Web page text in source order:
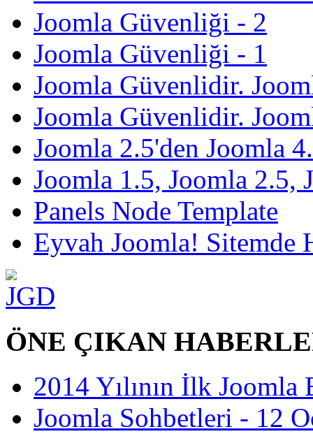
Joomla Güvenliği - 2
Joomla Güvenliği - 1
Joomla Güvenlidir.
Joomla Güvenlidir.
Joomla 2.5'den Joomla
Joomla 1.5, Joomla 2.5,
Panels Node Template
Eyvah Joomla! Sitemde
ÖNE ÇIKAN
2014 Yılının İlk Joomla
Joomla Sohbetleri - 12